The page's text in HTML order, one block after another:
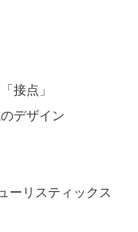
接点」
デザイン
ーリスティックス